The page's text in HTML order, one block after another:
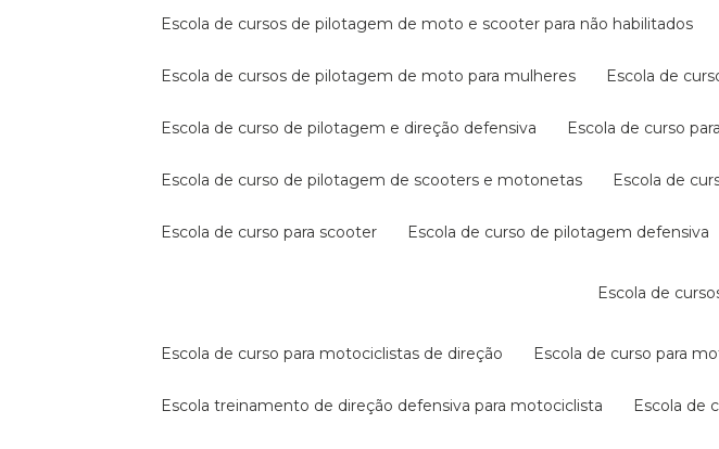
escola de cursos de pilotagem de moto e scooter para não habilitados
escola de cursos de pilotagem de moto para mulheres escola de
escola de curso de pilotagem e direção defensiva escola de curso
escola de curso de pilotagem de scooters e motonetas escola de
escola de curso para scooter escola de curso de pilotagem defensiva
escola de
escola de curso para motociclistas de direção escola de curso para
escola treinamento de direção defensiva para motociclista escola